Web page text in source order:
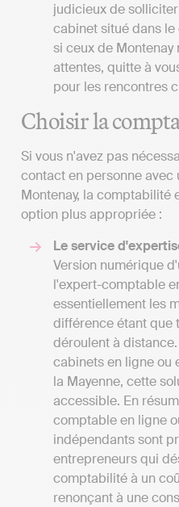
judicieux de
cabinet situé dans
si ceux de
attentes, quitte à
pour les rencontres
Choisir la
Si vous n'avez pas
contact en personne
Montenay, la comptabilité
option plus appropriée :
Le service
Version numérique
l'expert-comptable
essentiellement les
différence étant que
déroulent à
cabinets en ligne ou
la Mayenne, cette
accessible. En
comptable en ligne
indépendants sont
entrepreneurs qui
comptabilité à un
renonçant à une